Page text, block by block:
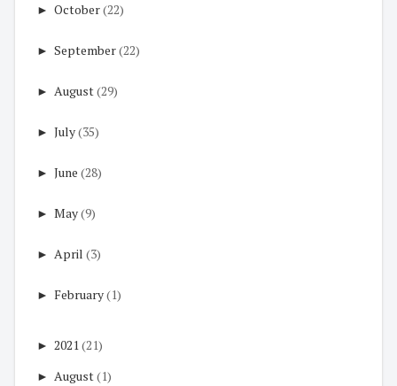
► October(22)
► September(22)
► August(29)
► July(35)
► June (28)
► May(9)
► April (3)
► February(1)
► 2021 (21)
► August(1)